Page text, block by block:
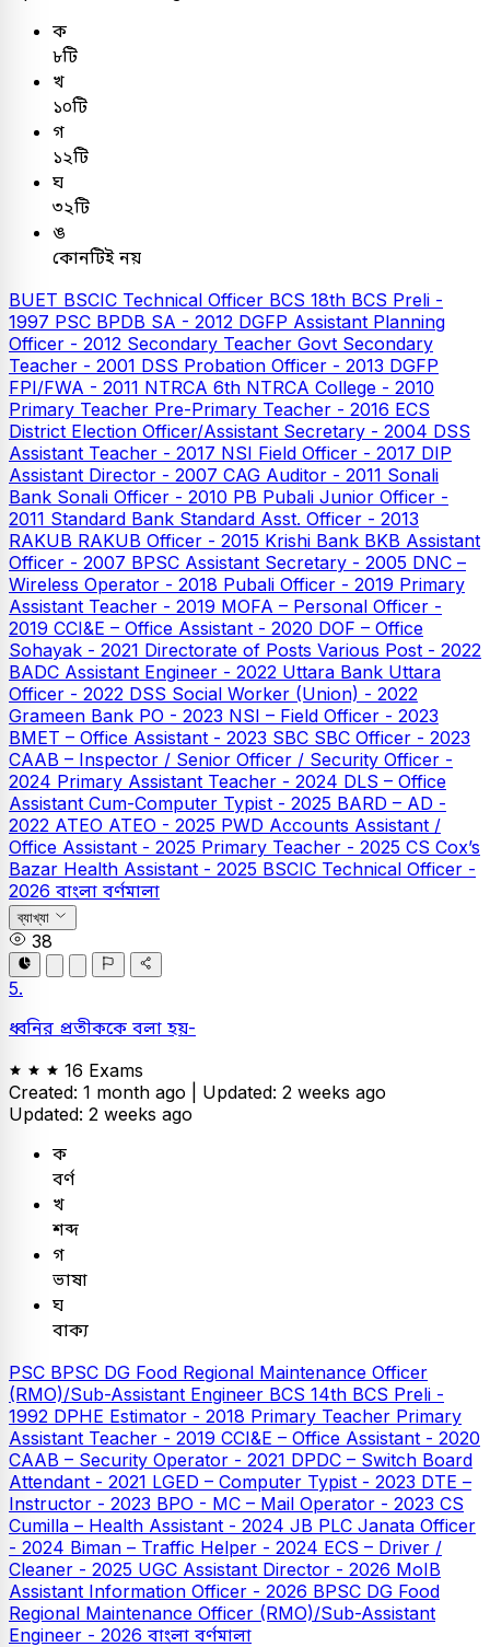
ক
৮টি
খ
১০টি
গ
১২টি
ঘ
৩২টি
ঙ
কোনটিই নয়
BUET BSCIC Technical Officer BCS 18th BCS Preli -
1997 PSC BPDB SA - 2012 DGFP Assistant Planning
Officer - 2012 Secondary Teacher Govt Secondary
Teacher - 2001 DSS Probation Officer - 2013 DGFP
FPI/FWA - 2011 NTRCA 6th NTRCA College - 2010
Primary Teacher Pre-Primary Teacher - 2016 ECS
District Election Officer/Assistant Secretary - 2004 DSS
Assistant Teacher - 2017 NSI Field Officer - 2017 DIP
Assistant Director - 2007 CAG Auditor - 2011 Sonali
Bank Sonali Officer - 2010 PB Pubali Junior Officer -
2011 Standard Bank Standard Asst. Officer - 2013
RAKUB RAKUB Officer - 2015 Krishi Bank BKB Assistant
Officer - 2007 BPSC Assistant Secretary - 2005 DNC –
Wireless Operator - 2018 Pubali Officer - 2019 Primary
Assistant Teacher - 2019 MOFA – Personal Officer -
2019 CCI&E – Office Assistant - 2020 DOF – Office
Sohayak - 2021 Directorate of Posts Various Post - 2022
BADC Assistant Engineer - 2022 Uttara Bank Uttara
Officer - 2022 DSS Social Worker (Union) - 2022
Grameen Bank PO - 2023 NSI – Field Officer - 2023
BMET – Office Assistant - 2023 SBC SBC Officer - 2023
CAAB – Inspector / Senior Officer / Security Officer -
2024 Primary Assistant Teacher - 2024 DLS – Office
Assistant Cum-Computer Typist - 2025 BARD – AD -
2022 ATEO ATEO - 2025 PWD Accounts Assistant /
Office Assistant - 2025 Primary Teacher - 2025 CS Cox’s
Bazar Health Assistant - 2025 BSCIC Technical Officer -
2026 বাংলা বর্ণমালা
ব্যাখ্যা
38
5.
ধ্বনির প্রতীককে বলা হয়-
16 Exams
Created: 1 month ago | Updated: 2 weeks ago
Updated: 2 weeks ago
ক
বর্ণ
খ
শব্দ
গ
ভাষা
ঘ
বাক্য
PSC BPSC DG Food Regional Maintenance Officer
(RMO)/Sub-Assistant Engineer BCS 14th BCS Preli -
1992 DPHE Estimator - 2018 Primary Teacher Primary
Assistant Teacher - 2019 CCI&E – Office Assistant - 2020
CAAB – Security Operator - 2021 DPDC – Switch Board
Attendant - 2021 LGED – Computer Typist - 2023 DTE –
Instructor - 2023 BPO - MC – Mail Operator - 2023 CS
Cumilla – Health Assistant - 2024 JB PLC Janata Officer
- 2024 Biman – Traffic Helper - 2024 ECS – Driver /
Cleaner - 2025 UGC Assistant Director - 2026 MoIB
Assistant Information Officer - 2026 BPSC DG Food
Regional Maintenance Officer (RMO)/Sub-Assistant
Engineer - 2026 বাংলা বর্ণমালা